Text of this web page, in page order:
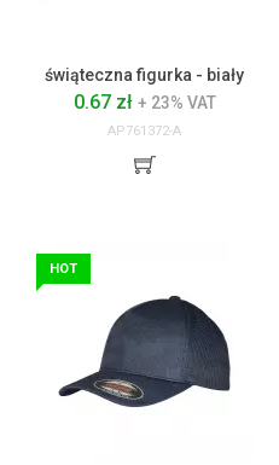
świąteczna figurka - biały
0.67 zł + 23% VAT
AP761372-A
HOT